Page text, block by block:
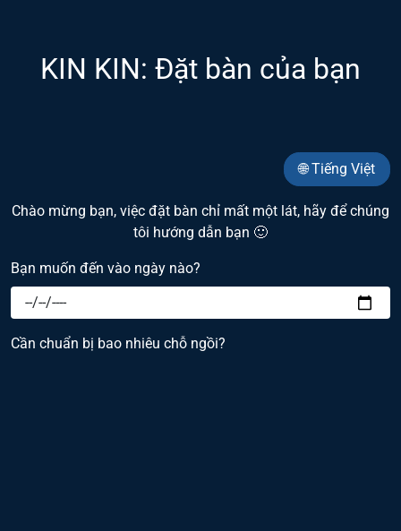
KIN KIN: Đặt bàn của bạn
🌐 Tiếng Việt
Chào mừng bạn, việc đặt bàn chỉ mất một lát, hãy để chúng
tôi hướng dẫn bạn 🙂
Bạn muốn đến vào ngày nào?
Cần chuẩn bị bao nhiêu chỗ ngồi?